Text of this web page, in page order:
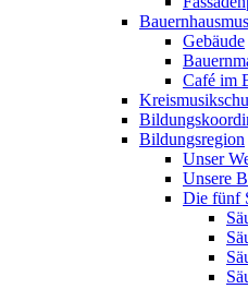
Gebäude
Café im
Bildungsregion
Unser
Unsere
Die fünf